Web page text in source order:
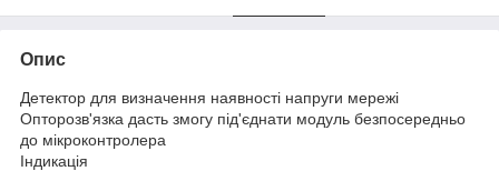
Опис
Детектор для визначення наявності напруги мережі
Опторозв'язка дасть змогу під'єднати модуль безпосередньо
до мікроконтролера
Індикація